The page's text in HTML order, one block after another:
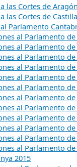
las Cortes de Aragón
las Cortes de
Parlamento
al Parlamento
al Parlamento
al Parlamento
al Parlamento
al Parlamento
al Parlamento
al Parlamento
al Parlamento
al Parlamento
al Parlamento
al Parlamento
al Parlamento
2015